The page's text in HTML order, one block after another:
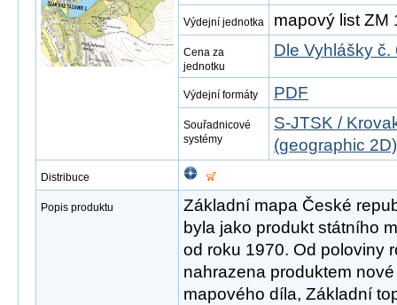
Výdejní jednotka mapový list ZM
Cena za
jednotku
Dle Vyhlášky
Výdejní formáty PDF
Souřadnicové
systémy
S-JTSK /
(geographic 2D)
Distribuce
Popis produktu
Základní mapa České
byla jako produkt státního
od roku 1970. Od poloviny
nahrazena produktem
mapového díla, Základní